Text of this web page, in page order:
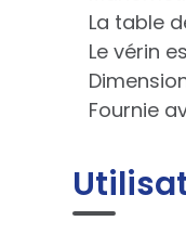
La table
Le vérin
Fournie